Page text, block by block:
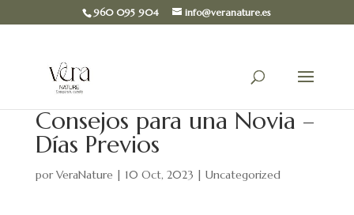
960 095 904 info@veranature.es
Consejos para una Novia –
Días Previos
porVeraNature | 10 Oct, 2023 | Uncategorized